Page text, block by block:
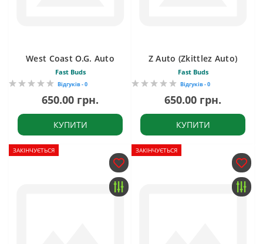
West Coast O.G. Auto
Fast Buds
Відгуків - 0
650.00 грн.
КУПИТИ
Z Auto (Zkittlez Auto)
Fast Buds
Відгуків - 0
650.00 грн.
КУПИТИ
ЗАКІНЧУЄТЬСЯ ЗАКІНЧУЄТЬСЯ